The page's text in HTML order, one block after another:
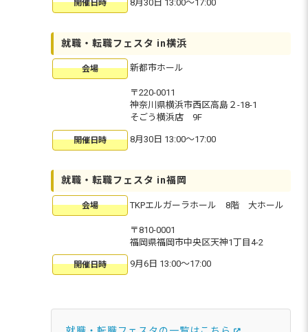
開催日時 8月30日 13:00〜17:00
就職・転職フェスタ in横浜
会場 新都市ホール
〒220-0011
神奈川県横浜市西区高島２-18-1
そごう横浜店 9F
開催日時 8月30日 13:00〜17:00
就職・転職フェスタ in福岡
会場 TKPエルガーラホール 8階 大ホール
〒810-0001
福岡県福岡市中央区天神1丁目4-2
開催日時 9月6日 13:00〜17:00